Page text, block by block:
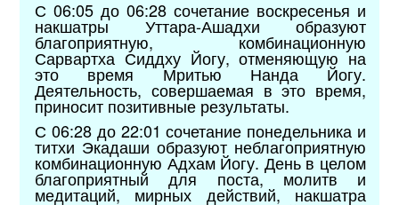
С 06:05 до 06:28 сочетание воскресенья и
накшатры Уттара-Ашадхи образуют
благоприятную, комбинационную
Сарвартха Сиддху Йогу, отменяющую на
это время Мритью Нанда Йогу.
Деятельность, совершаемая в это время,
приносит позитивные результаты.
С 06:28 до 22:01 сочетание понедельника и
титхи Экадаши образуют неблагоприятную
комбинационную Адхам Йогу. День в целом
благоприятный для поста, молитв и
медитаций, мирных действий, накшатра